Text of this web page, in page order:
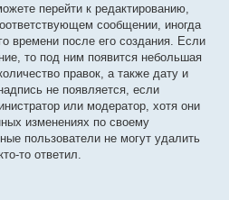
перейти к редактированию,
сообщении, иногда
времени после его создания. Если
то под ним появится небольшая
правок, а также дату и
не появляется, если
или модератор, хотя они
изменениях по своему
пользователи не могут удалить
то ответил.